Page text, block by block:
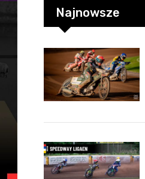
Najnowsze